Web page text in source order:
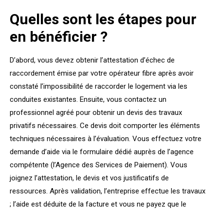
Quelles sont les étapes pour
en bénéficier ?
D’abord, vous devez obtenir l’attestation d’échec de
raccordement émise par votre opérateur fibre après avoir
constaté l’impossibilité de raccorder le logement via les
conduites existantes. Ensuite, vous contactez un
professionnel agréé pour obtenir un devis des travaux
privatifs nécessaires. Ce devis doit comporter les éléments
techniques nécessaires à l’évaluation. Vous effectuez votre
demande d’aide via le formulaire dédié auprès de l’agence
compétente (l’Agence des Services de Paiement). Vous
joignez l’attestation, le devis et vos justificatifs de
ressources. Après validation, l’entreprise effectue les travaux
; l’aide est déduite de la facture et vous ne payez que le